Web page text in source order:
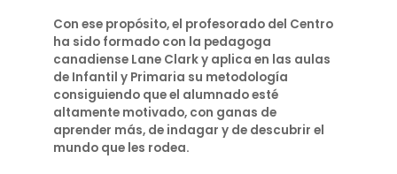
Con ese propósito, el profesorado del Centro
ha sido formado con la pedagoga
canadiense Lane Clark y aplica en las aulas
de Infantil y Primaria su metodología
consiguiendo que el alumnado esté
altamente motivado, con ganas de
aprender más, de indagar y de descubrir el
mundo que les rodea.